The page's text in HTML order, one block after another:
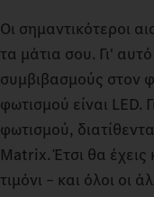
Οι σημαντικότεροι
τα μάτια σου. Γι'
συμβιβασμούς στον
φωτισμού είναι
φωτισμού,
Matrix. Έτσι θα
τιμόνι – και όλοι οι